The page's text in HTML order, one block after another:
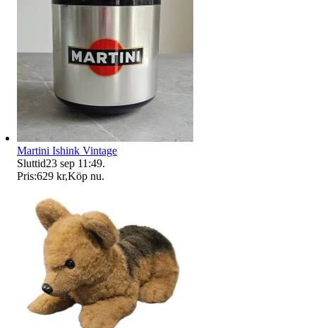
Martini Ishink Vintage
Sluttid23 sep 11:49.
Pris:629 kr,Köp nu.